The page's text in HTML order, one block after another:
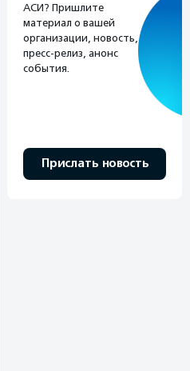
АСИ? Пришлите
материал о вашей
организации, новость,
пресс-релиз, анонс
события.
Прислать новость